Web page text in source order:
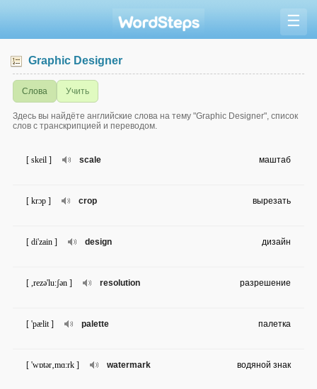
☰
Graphic Designer
Слова Учить
Здесь вы найдёте английские слова на тему "Graphic Designer", список
слов с транскрипцией и переводом.
scale
[ skeil ] маштаб
crop
[ krɔp ] вырезать
design
[ di'zain ] дизайн
resolution
[ ,rezə'lu:ʃən ] разрешение
palette
[ 'pælit ] палетка
watermark
[ 'wɒtər‚mɑ:rk ] водяной знак